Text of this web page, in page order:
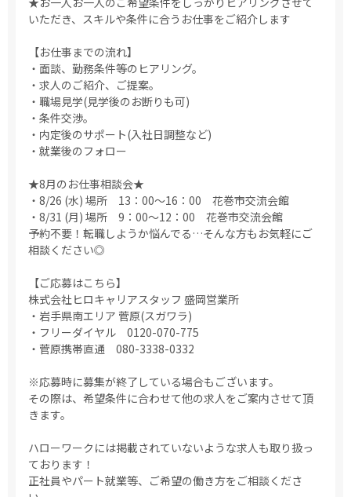
いただき、スキルや条件に合うお仕事をご紹介します
【お仕事までの流れ】
・面談、勤務条件等のヒアリング。
・求人のご紹介、ご提案。
・職場見学(見学後のお断りも可)
・条件交渉。
・内定後のサポート(入社日調整など)
・就業後のフォロー
★8月のお仕事相談会★
・8/26 (水) 場所 13：00～16：00 花巻市交流会館
・8/31 (月) 場所 9：00～12：00 花巻市交流会館
予約不要！転職しようか悩んでる…そんな方もお気軽にご
相談ください◎
【ご応募はこちら】
株式会社ヒロキャリアスタッフ 盛岡営業所
・岩手県南エリア 菅原(スガワラ)
・フリーダイヤル 0120-070-775
・菅原携帯直通 080-3338-0332
※応募時に募集が終了している場合もございます。
その際は、希望条件に合わせて他の求人をご案内させて頂
きます。
ハローワークには掲載されていないような求人も取り扱っ
ております！
正社員やパート就業等、ご希望の働き方をご相談くださ